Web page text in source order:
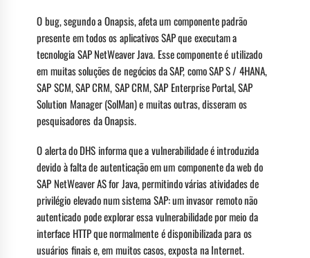
O bug, segundo a Onapsis, afeta um componente padrão
presente em todos os aplicativos SAP que executam a
tecnologia SAP NetWeaver Java. Esse componente é utilizado
em muitas soluções de negócios da SAP, como SAP S / 4HANA,
SAP SCM, SAP CRM, SAP CRM, SAP Enterprise Portal, SAP
Solution Manager (SolMan) e muitas outras, disseram os
pesquisadores da Onapsis.
O alerta do DHS informa que a vulnerabilidade é introduzida
devido à falta de autenticação em um componente da web do
SAP NetWeaver AS for Java, permitindo várias atividades de
privilégio elevado num sistema SAP: um invasor remoto não
autenticado pode explorar essa vulnerabilidade por meio da
interface HTTP que normalmente é disponibilizada para os
usuários finais e, em muitos casos, exposta na Internet.